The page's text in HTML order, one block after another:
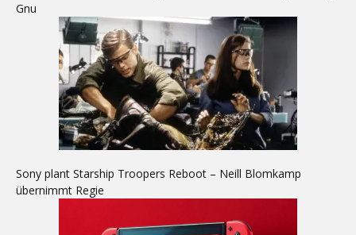
Gnu
Sony plant Starship Troopers Reboot – Neill Blomkamp
übernimmt Regie